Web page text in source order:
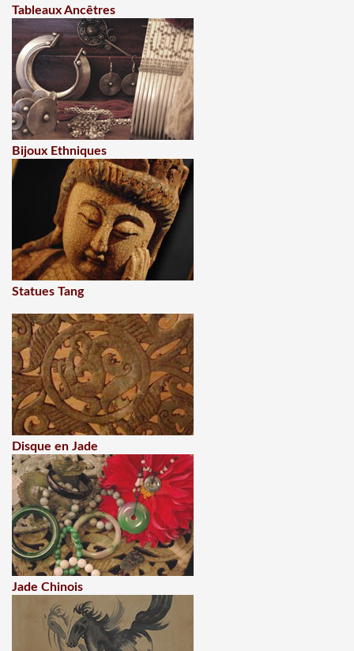
Tableaux Ancêtres
Bijoux Ethniques
Statues Tang
Disque en Jade
Jade Chinois